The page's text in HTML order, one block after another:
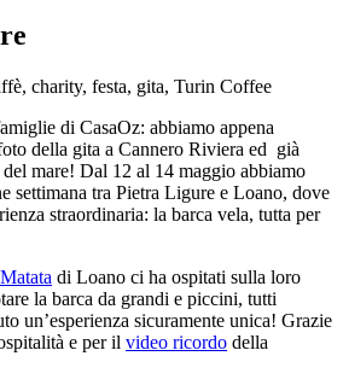
charity, festa, gita, Turin Coffee
di CasaOz: abbiamo appena
della gita a Cannero Riviera ed già
mare! Dal 12 al 14 maggio abbiamo
settimana tra Pietra Ligure e Loano, dove
straordinaria: la barca vela, tutta per
di Loano ci ha ospitati sulla loro
la barca da grandi e piccini, tutti
un’esperienza sicuramente unica! Grazie
e per il video ricordo della